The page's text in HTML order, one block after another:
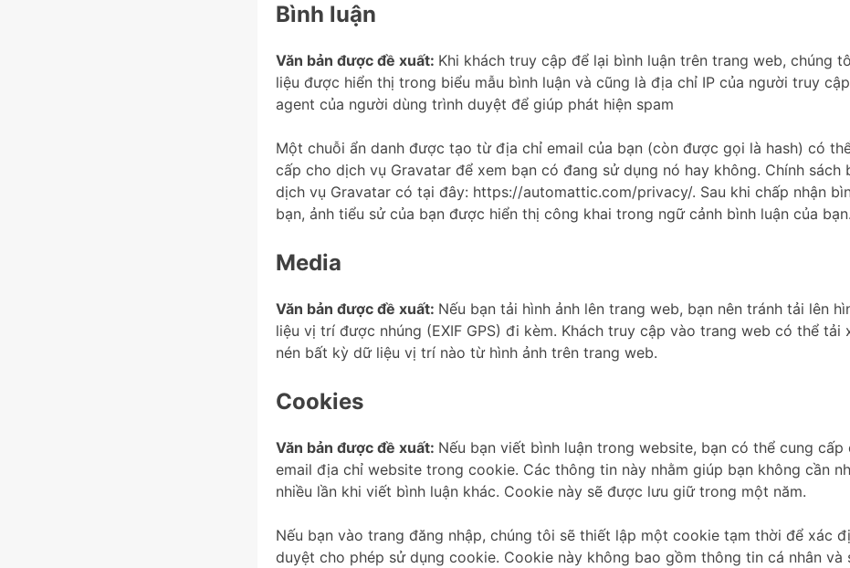
Bình luận
Văn bản được đề xuất: Khi khách truy cập để lại bình luận trên trang web, chúng
liệu được hiển thị trong biểu mẫu bình luận và cũng là địa chỉ IP của người truy
agent của người dùng trình duyệt để giúp phát hiện spam
Một chuỗi ẩn danh được tạo từ địa chỉ email của bạn (còn được gọi là hash) có
cấp cho dịch vụ Gravatar để xem bạn có đang sử dụng nó hay không. Chính sách
dịch vụ Gravatar có tại đây: https://automattic.com/privacy/. Sau khi chấp nhận
bạn, ảnh tiểu sử của bạn được hiển thị công khai trong ngữ cảnh bình luận của bạn.
Media
Văn bản được đề xuất: Nếu bạn tải hình ảnh lên trang web, bạn nên tránh tải lên
liệu vị trí được nhúng (EXIF GPS) đi kèm. Khách truy cập vào trang web có thể tải
nén bất kỳ dữ liệu vị trí nào từ hình ảnh trên trang web.
Cookies
Văn bản được đề xuất: Nếu bạn viết bình luận trong website, bạn có thể cung cấp
email địa chỉ website trong cookie. Các thông tin này nhằm giúp bạn không cần
nhiều lần khi viết bình luận khác. Cookie này sẽ được lưu giữ trong một năm.
Nếu bạn vào trang đăng nhập, chúng tôi sẽ thiết lập một cookie tạm thời để xác
duyệt cho phép sử dụng cookie. Cookie này không bao gồm thông tin cá nhân và